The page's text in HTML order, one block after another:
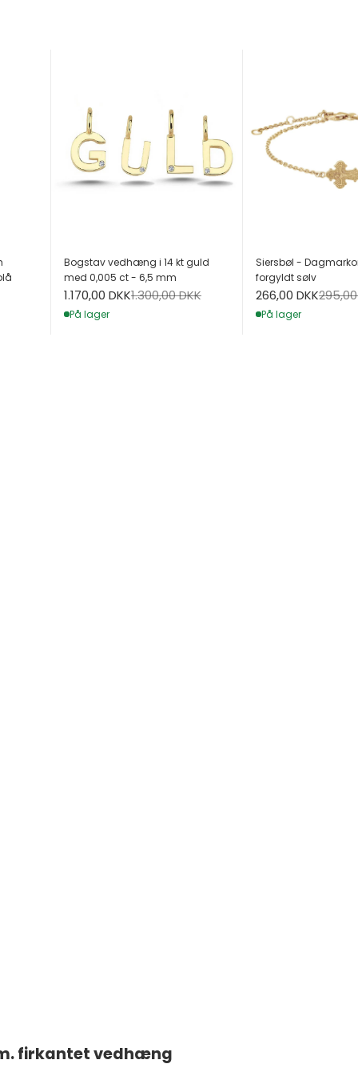
Bogstav vedhæng i 14 kt guld
med 0,005 ct - 6,5 mm
Salgspris
1.170,00 DKKNormalpris
1.300,00 DKK
På lager
Siersbøl -
forgyldt sølv
Salgspris
266,00 DKK
På lager
firkantet vedhæng